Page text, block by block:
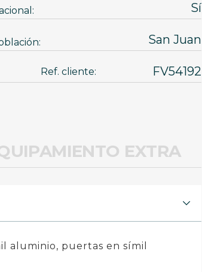
Sí
San Juan
Ref. cliente: FV54192
EXTRA
aluminio, puertas en símil